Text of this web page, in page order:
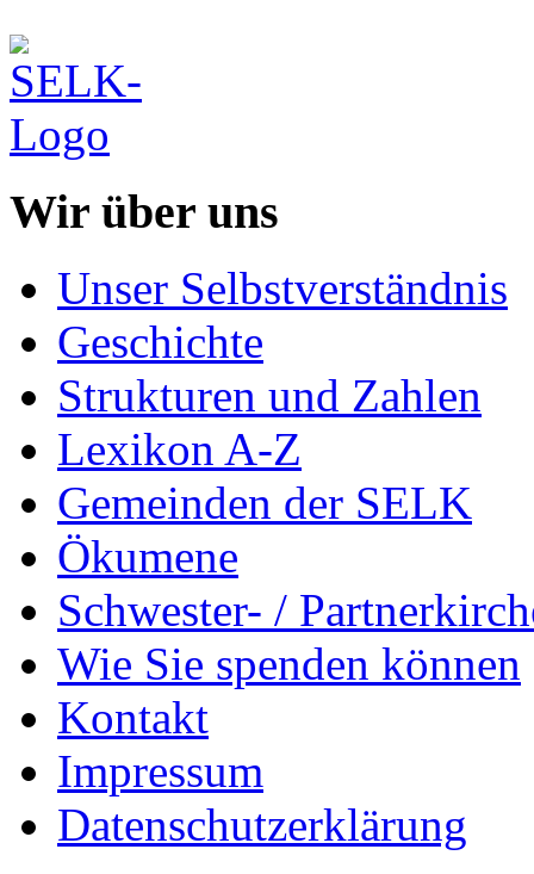
Wir über uns
Unser Selbstverständnis
Geschichte
Strukturen und Zahlen
Lexikon A-Z
Gemeinden der SELK
Ökumene
Schwester- /
Wie Sie spenden können
Kontakt
Impressum
Datenschutzerklärung